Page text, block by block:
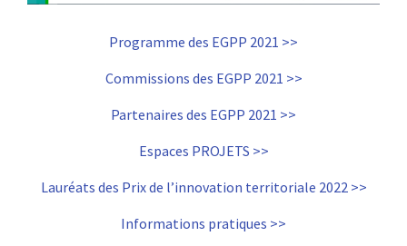
Programme des EGPP 2021 >>
Commissions des EGPP 2021 >>
Partenaires des EGPP 2021 >>
Espaces PROJETS >>
Lauréats des Prix de l’innovation territoriale 2022 >>
Informations pratiques >>